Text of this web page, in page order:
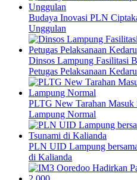
Budaya Inovasi PLN
Unggulan
Dinsos Lampung Fasilitasi
Petugas Pelaksanaan
PLTG New Tarahan
Lampung Normal
PLN UID Lampung
di Kalianda